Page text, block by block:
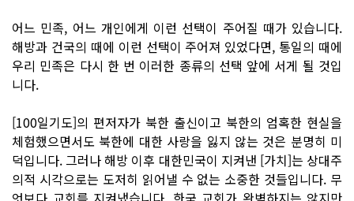
어느 민족, 어느 개인에게 이런 선택이 주어질 때가 있습니다.
해방과 건국의 때에 이런 선택이 주어져 있었다면, 통일의 때에
우리 민족은 다시 한 번 이러한 종류의 선택 앞에 서게 될 것입
니다.
[100일기도]의 편저자가 북한 출신이고 북한의 엄혹한 현실을
체험했으면서도 북한에 대한 사랑을 잃지 않는 것은 분명히 미
덕입니다. 그러나 해방 이후 대한민국이 지켜낸 [가치]는 상대주
의적 시각으로는 도저히 읽어낼 수 없는 소중한 것들입니다. 무